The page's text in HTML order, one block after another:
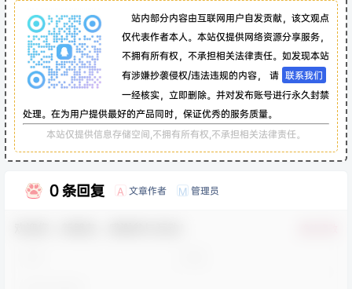
站内部分内容由互联网用户自发贡献，该文观点
仅代表作者本人。本站仅提供网络资源分享服务，
不拥有所有权，不承担相关法律责任。如发现本站
有涉嫌抄袭侵权/违法违规的内容， 请 联系我们
一经核实，立即删除。并对发布账号进行永久封禁
处理。在为用户提供最好的产品同时，保证优秀的服务质量。
本站仅提供信息存储空间,不拥有所有权,不承担相关法律责任。
0 条回复 A 文章作者 M 管理员